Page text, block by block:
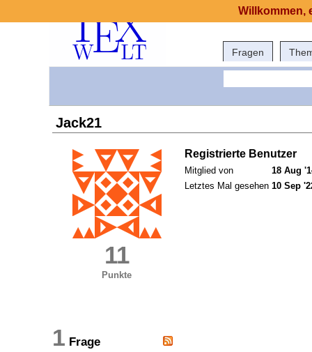
Fragen
Jack21
11
Punkte
Registrierte Benutzer
Mitglied von
18 Aug
Letztes Mal gesehen 10 Sep
1 Frage
Willkommen,